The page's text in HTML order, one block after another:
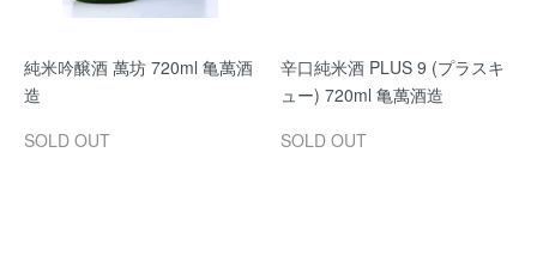
純米吟醸酒 萬坊 720ml 亀萬酒
造
SOLD OUT
辛口純米酒 PLUS 9 (プラスキ
ュー) 720ml 亀萬酒造
SOLD OUT